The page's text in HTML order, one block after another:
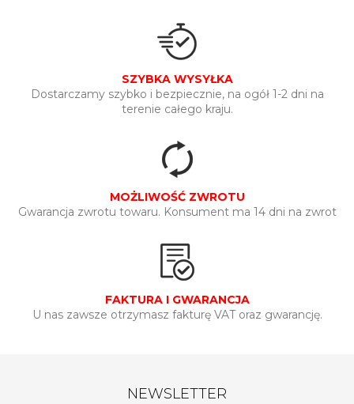
SZYBKA WYSYŁKA
Dostarczamy szybko i bezpiecznie, na ogół 1-2 dni na
terenie całego kraju.
MOŻLIWOŚĆ ZWROTU
Gwarancja zwrotu towaru. Konsument ma 14 dni na zwrot
FAKTURA I GWARANCJA
U nas zawsze otrzymasz fakturę VAT oraz gwarancję.
NEWSLETTER